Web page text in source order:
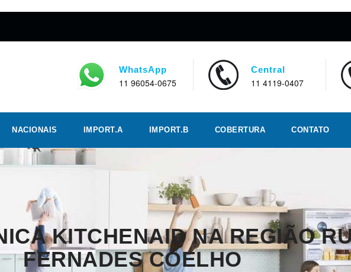
WhatsApp
11 96054-0675
Central
11 4119-0407
NACIONAIS IMPORT.A IMPORT.B COBERTURA CONTATO
KITCHENAID NA REGIÃO
FERNADES COELHO